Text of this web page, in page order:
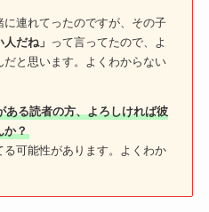
連れてったのですが、その子
だね」
って言ってたので、よ
だと思います。よくわからない
ある読者の方、よろしければ彼
か？
可能性があります。よくわか